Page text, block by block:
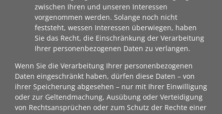
zwischen Ihren und unseren Interessen
vorgenommen werden. Solange noch nicht
feststeht, wessen Interessen überwiegen, haben
Sie das Recht, die Einschränkung der Verarbeitung
Ihrer personenbezogenen Daten zu verlangen.
Wenn Sie die Verarbeitung Ihrer personenbezogenen
Daten eingeschränkt haben, dürfen diese Daten – von
ihrer Speicherung abgesehen – nur mit Ihrer Einwilligung
oder zur Geltendmachung, Ausübung oder Verteidigung
von Rechtsansprüchen oder zum Schutz der Rechte einer